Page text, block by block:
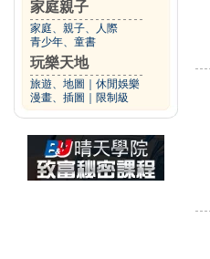
家庭親子
家庭、親子、人際
青少年、童書
玩樂天地
旅遊、地圖
休閒娛樂
漫畫、插圖
限制級